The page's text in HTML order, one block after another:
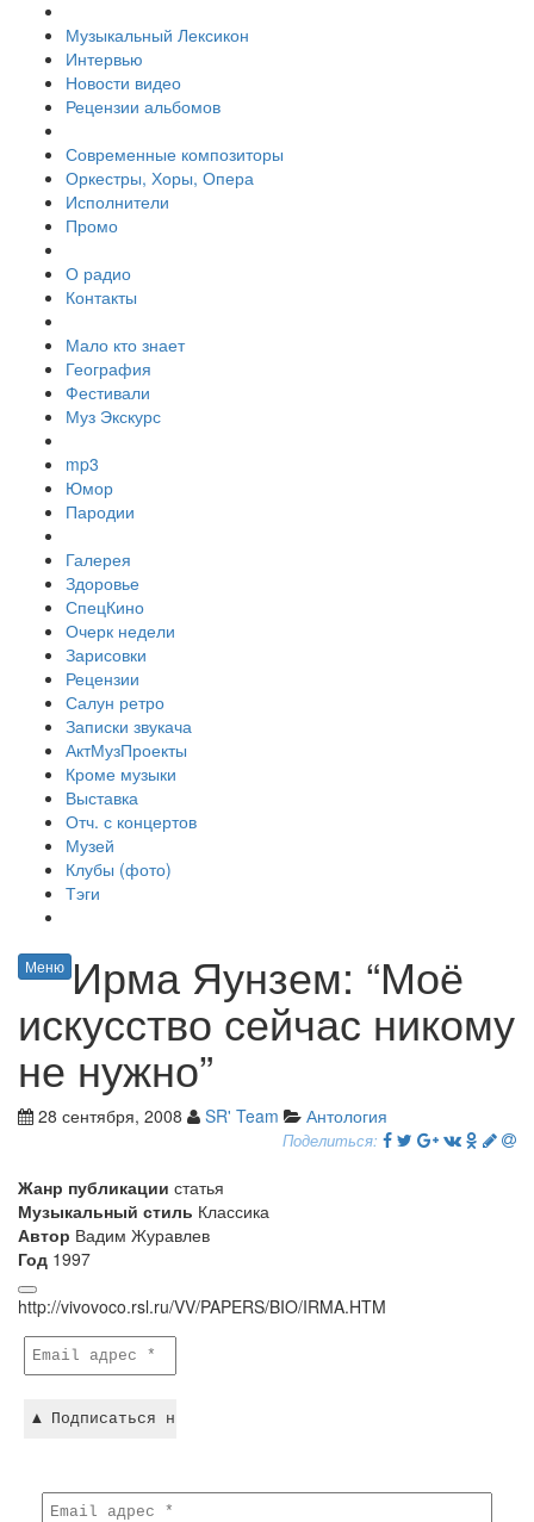
Музыкальный Лексикон
Интервью
Новости видео
Рецензии альбомов
Современные композиторы
Оркестры, Хоры, Опера
Исполнители
Промо
О радио
Контакты
Мало кто знает
География
Фестивали
Муз Экскурс
mp3
Юмор
Пародии
Галерея
Здоровье
СпецКино
Очерк недели
Зарисовки
Рецензии
Салун ретро
Записки звукача
АктМузПроекты
Кроме музыки
Выставка
Отч. с концертов
Музей
Клубы (фото)
Тэги
Меню Ирма Яунзем: “Моё
искусство сейчас никому
не нужно”
28 сентября, 2008 SR' Team Антология
Поделиться:
Жанр публикации статья
Музыкальный стиль Классика
Автор Вадим Журавлев
Год 1997
http://vivovoco.rsl.ru/VV/PAPERS/BIO/IRMA.HTM